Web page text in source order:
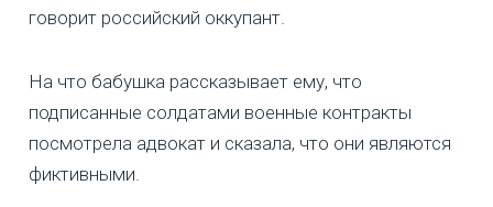
говорит российский оккупант.
На что бабушка рассказывает ему, что
подписанные солдатами военные контракты
посмотрела адвокат и сказала, что они являются
фиктивными.